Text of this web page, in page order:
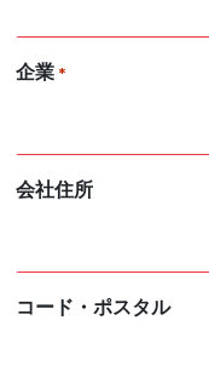
企業 *
会社住所
コード・ポスタル